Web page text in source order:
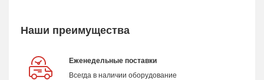
Наши преимущества
Еженедельные поставки
Всегда в наличии оборудование